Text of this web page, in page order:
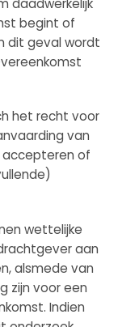
daadwerkelijk
begint of
dit geval wordt
het recht voor
van
of
wettelijke
aan
alsmede van
zijn voor een
Indien